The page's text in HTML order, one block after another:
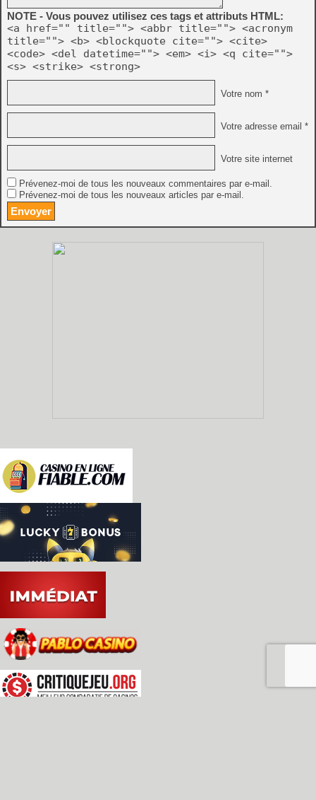
NOTE - Vous pouvez utilisez ces tags et attributs HTML:
<a href="" title=""> <abbr title=""> <acronym
title=""> <b> <blockquote cite=""> <cite>
<code> <del datetime=""> <em> <i> <q cite="">
<s> <strike> <strong>
Votre nom *
Votre adresse email *
Votre site internet
Prévenez-moi de tous les nouveaux commentaires par e-mail.
Prévenez-moi de tous les nouveaux articles par e-mail.